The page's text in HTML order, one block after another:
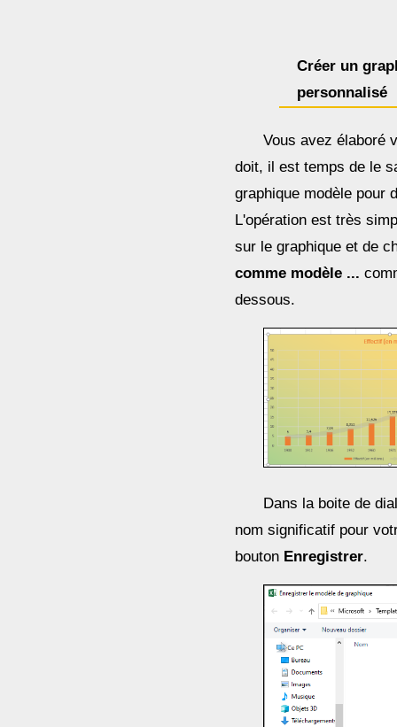
Créer un
personnalisé
Vous avez élaboré
doit, il est temps de le
graphique modèle pour
L'opération est très
sur le graphique et de
comme modèle ...
dessous.
Dans la boite de
nom significatif pour
bouton Enregistrer.